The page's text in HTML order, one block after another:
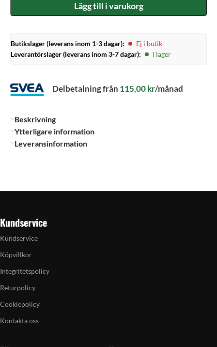
Lägg till i varukorg
Butikslager (leverans inom 1-3 dagar):
Ej i butik
Leverantörslager (leverans inom 3-7 dagar):
I lager
Delbetalning från 115,00kr/månad
Beskrivning
Ytterligare information
Leveransinformation
Kundservice
Kundservice
Köpvillkor
Integritetspolicy
Returpolicy
Cookiepolicy
Kontakta oss